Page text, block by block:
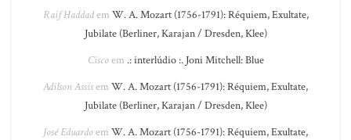
Raif Haddadem W. A. Mozart (1756-1791): Réquiem, Exultate,
Jubilate (Berliner, Karajan / Dresden, Klee)
Ciscoem .: interlúdio :. Joni Mitchell: Blue
Adilson Assisem W. A. Mozart (1756-1791): Réquiem, Exultate,
Jubilate (Berliner, Karajan / Dresden, Klee)
José Eduardoem W. A. Mozart (1756-1791): Réquiem, Exultate,